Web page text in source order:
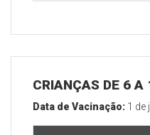
CRIANÇAS DE 6 A
Data de Vacinação: 1 de